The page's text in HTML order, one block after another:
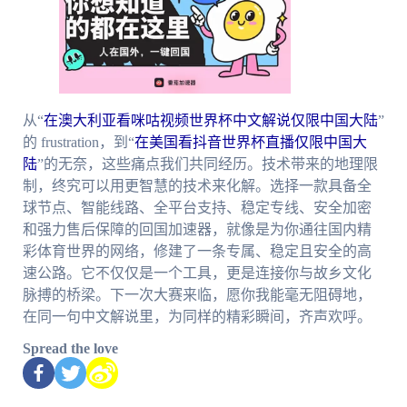
从“在澳大利亚看咪咕视频世界杯中文解说仅限中国大陆”
的 frustration，到“在美国看抖音世界杯直播仅限中国大
陆”的无奈，这些痛点我们共同经历。技术带来的地理限
制，终究可以用更智慧的技术来化解。选择一款具备全
球节点、智能线路、全平台支持、稳定专线、安全加密
和强力售后保障的回国加速器，就像是为你通往国内精
彩体育世界的网络，修建了一条专属、稳定且安全的高
速公路。它不仅仅是一个工具，更是连接你与故乡文化
脉搏的桥梁。下一次大赛来临，愿你我能毫无阻碍地，
在同一句中文解说里，为同样的精彩瞬间，齐声欢呼。
Spread the love